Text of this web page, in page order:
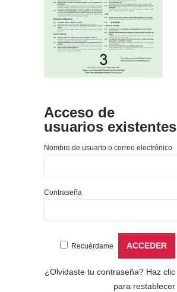
Acceso de
usuarios existentes
Nombre de usuario o correo electrónico
Contraseña
Recuérdame
¿Olvidaste tu contraseña? Haz clic
para restablecer